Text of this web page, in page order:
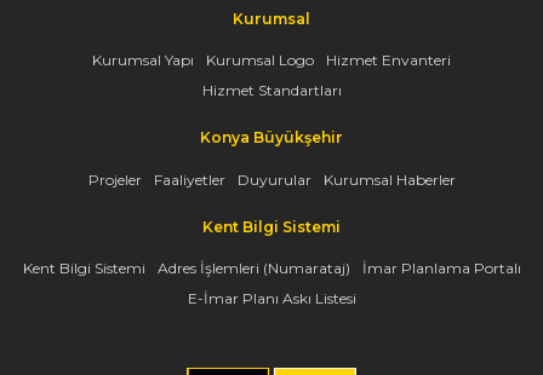
Kurumsal
Kurumsal Yapı Kurumsal Logo
Hizmet Envanteri
Hizmet Standartları
Konya Büyükşehir
Projeler Faaliyetler Duyurular Kurumsal Haberler
Kent Bilgi Sistemi
Kent Bilgi Sistemi Adres İşlemleri (Numarataj)
İmar Planlama Portalı
E-İmar Planı Askı Listesi